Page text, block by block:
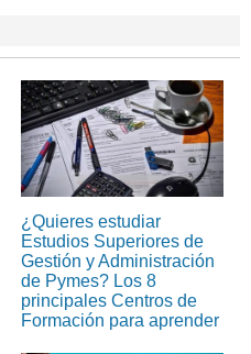
¿Quieres estudiar
Estudios Superiores de
Gestión y Administración
de Pymes? Los 8
principales Centros de
Formación para aprender